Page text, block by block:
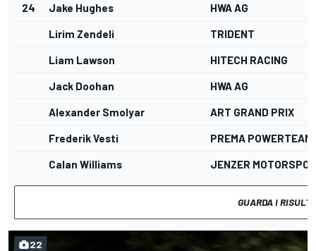
24 Jake Hughes HWA AG
Lirim Zendeli TRIDENT
Liam Lawson HITECH RACING
Jack Doohan HWA AG
Alexander Smolyar ART GRAND PRIX
Frederik Vesti PREMA POWERTEAM
Calan Williams JENZER
GUARDA I
22